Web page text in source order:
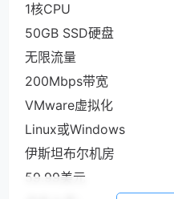
1核CPU
50GB SSD硬盘
无限流量
200Mbps带宽
VMware虚拟化
Linux或Windows
伊斯坦布尔机房
59.99美元